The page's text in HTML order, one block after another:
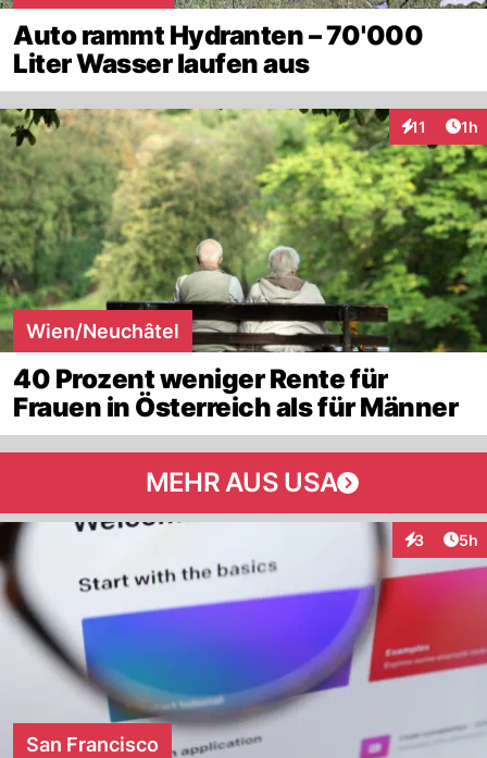
Auto rammt Hydranten – 70'000
Liter Wasser laufen aus
11 1h
Wien/Neuchâtel
40 Prozent weniger Rente für
Frauen in Österreich als für Männer
MEHR AUS USA
3 5h
San Francisco